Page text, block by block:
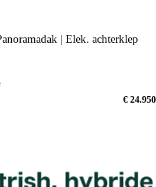
| Elek. achterklep
€ 24.950